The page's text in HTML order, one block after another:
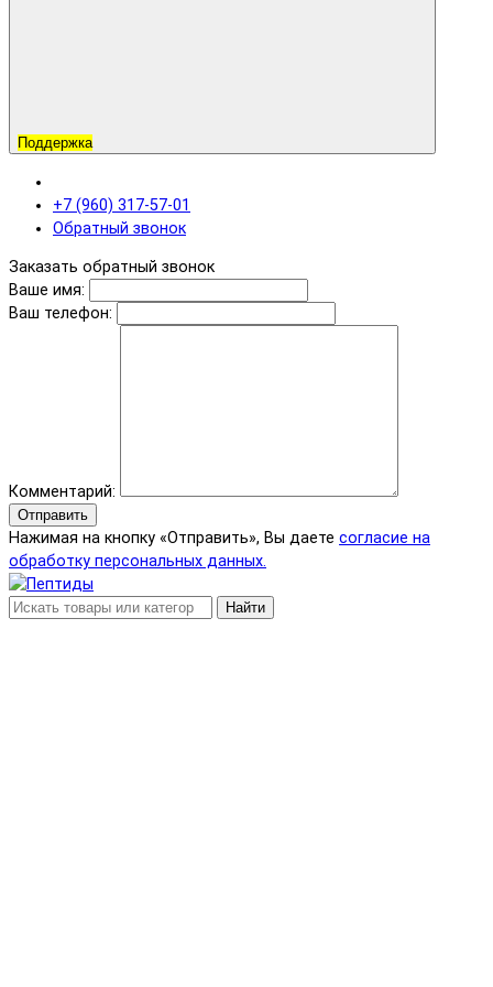
Поддержка
+7 (960) 317-57-01
Обратный звонок
Заказать обратный звонок
Ваше имя:
Ваш телефон:
Комментарий:
Отправить
Нажимая на кнопку «Отправить», Вы даете согласие на
обработку персональных данных.
Найти